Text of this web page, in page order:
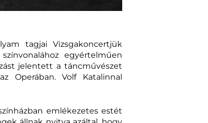
tagjai Vizsgakoncertjük
egyértelműen
jelentett a táncművészet
Operában. Volf Katalinnal
emlékezetes estét